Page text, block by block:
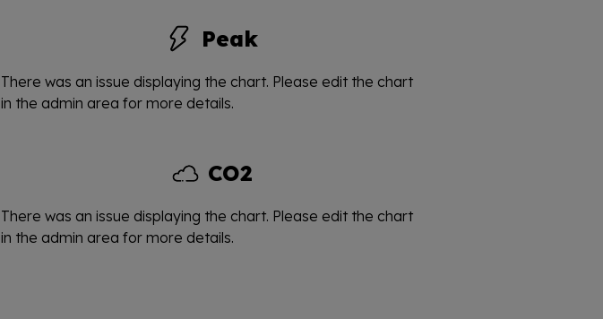
Peak
There was an issue displaying the chart. Please edit the chart
in the admin area for more details.
CO2
There was an issue displaying the chart. Please edit the chart
in the admin area for more details.